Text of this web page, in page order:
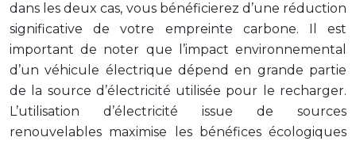
dans les deux cas, vous bénéficierez d’une réduction
significative de votre empreinte carbone. Il est
important de noter que l’impact environnemental
d’un véhicule électrique dépend en grande partie
de la source d’électricité utilisée pour le recharger.
L’utilisation d’électricité issue de sources
renouvelables maximise les bénéfices écologiques